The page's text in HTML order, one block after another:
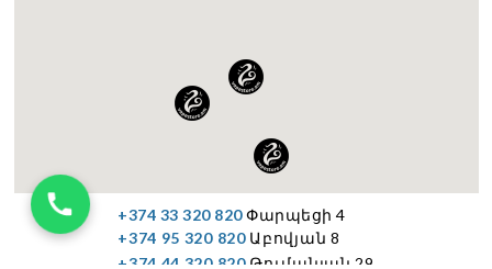
+374 33 320 820Փարպեցի 4
+374 95 320 820 Աբովյան 8
+374 44 320 820Թումանյան 29